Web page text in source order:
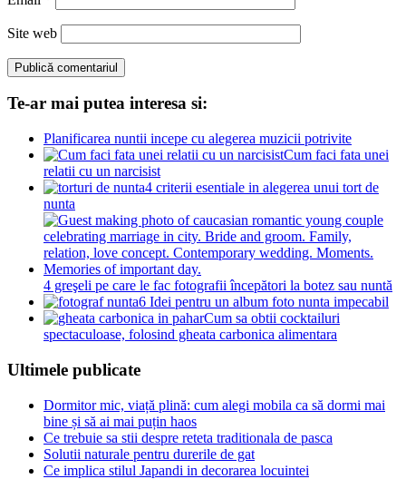
Site web
Te-ar mai putea interesa si:
Planificarea nuntii incepe cu alegerea muzicii potrivite
Cum faci fata unei
relatii cu un narcisist
4 criterii esentiale in alegerea unui tort de
nunta
4 greşeli pe care le fac fotografii începători la botez sau nuntă
6 Idei pentru un album foto nunta impecabil
Cum sa obtii cocktailuri
spectaculoase, folosind gheata carbonica alimentara
Ultimele publicate
Dormitor mic, viață plină: cum alegi mobila ca să dormi mai
bine și să ai mai puțin haos
Ce trebuie sa stii despre reteta traditionala de pasca
Solutii naturale pentru durerile de gat
Ce implica stilul Japandi in decorarea locuintei